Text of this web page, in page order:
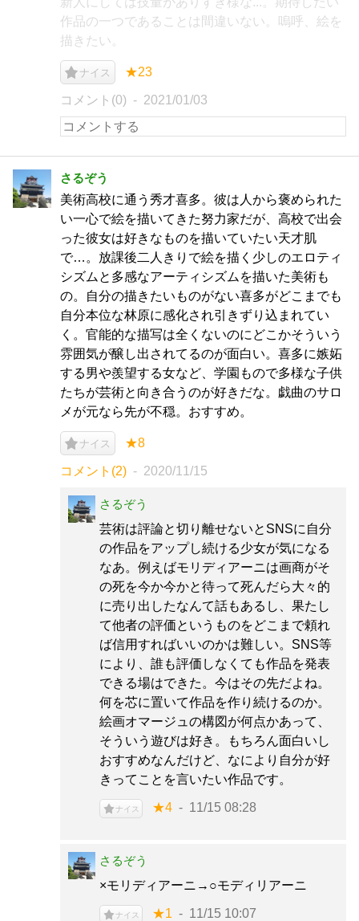
作品の一つであることは間違いない。嗚呼、絵を
描きたい。
ナイス ★23
コメント(0) 2021/01/03
さるぞう
美術高校に通う秀才喜多。彼は人から褒められた
い一心で絵を描いてきた努力家だが、高校で出会
った彼女は好きなものを描いていたい天才肌
で…。放課後二人きりで絵を描く少しのエロティ
シズムと多感なアーティシズムを描いた美術も
の。自分の描きたいものがない喜多がどこまでも
自分本位な林原に感化され引きずり込まれてい
く。官能的な描写は全くないのにどこかそういう
雰囲気が醸し出されてるのが面白い。喜多に嫉妬
する男や羨望する女など、学園もので多様な子供
たちが芸術と向き合うのが好きだな。戯曲のサロ
メが元なら先が不穏。おすすめ。
ナイス ★8
コメント(2) 2020/11/15
さるぞう
芸術は評論と切り離せないとSNSに自分
の作品をアップし続ける少女が気になる
なあ。例えばモリディアーニは画商がそ
の死を今か今かと待って死んだら大々的
に売り出したなんて話もあるし、果たし
て他者の評価というものをどこまで頼れ
ば信用すればいいのかは難しい。SNS等
により、誰も評価しなくても作品を発表
できる場はできた。今はその先だよね。
何を芯に置いて作品を作り続けるのか。
絵画オマージュの構図が何点かあって、
そういう遊びは好き。もちろん面白いし
おすすめなんだけど、なにより自分が好
きってことを言いたい作品です。
ナイス ★4 11/15 08:28
さるぞう
×モリディアーニ→○モディリアーニ
ナイス ★1 11/15 10:07